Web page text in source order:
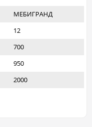
МЕБИГРАНД
12
700
950
2000